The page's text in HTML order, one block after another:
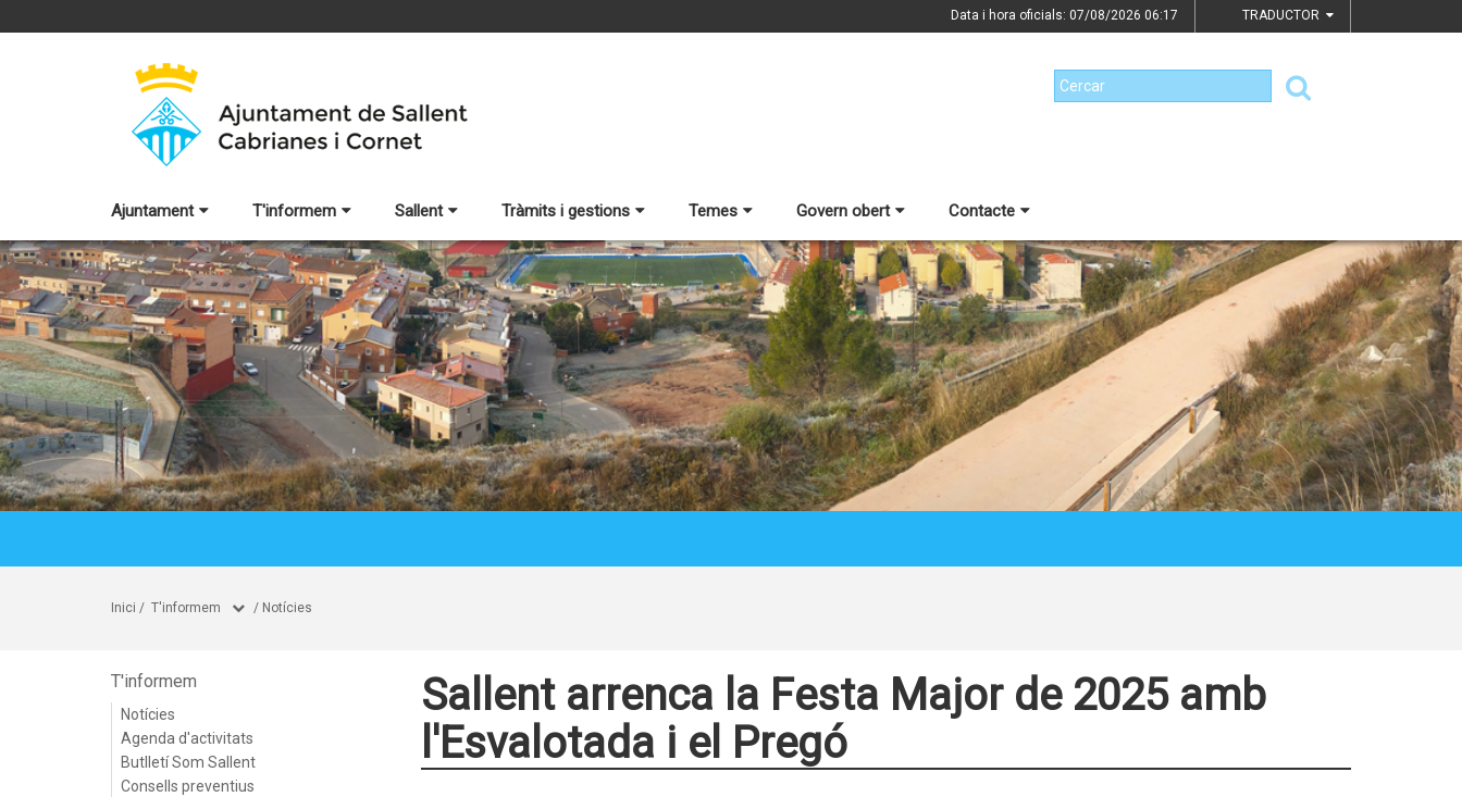
Data i hora oficials: 07/08/2026 06:17 TRADUCTOR
Ajuntament T'informem Sallent Tràmits i gestions Temes Govern obert Contacte
Inici / T'informem / Notícies
T'informem
Notícies
Agenda d'activitats
Butlletí Som Sallent
Consells preventius
Sallent arrenca la Festa Major de 2025 amb
l'Esvalotada i el Pregó